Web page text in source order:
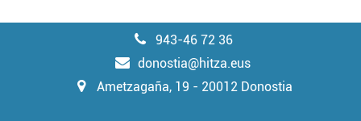
943-46 72 36
donostia@hitza.eus
Ametzagaña, 19 - 20012 Donostia